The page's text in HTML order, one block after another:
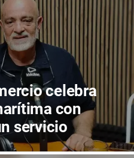
celebra
con
servicio